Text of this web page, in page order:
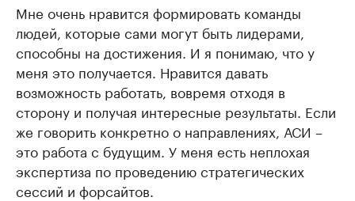
Мне очень нравится формировать команды
людей, которые сами могут быть лидерами,
способны на достижения. И я понимаю, что у
меня это получается. Нравится давать
возможность работать, вовремя отходя в
сторону и получая интересные результаты. Если
же говорить конкретно о направлениях, АСИ –
это работа с будущим. У меня есть неплохая
экспертиза по проведению стратегических
сессий и форсайтов.